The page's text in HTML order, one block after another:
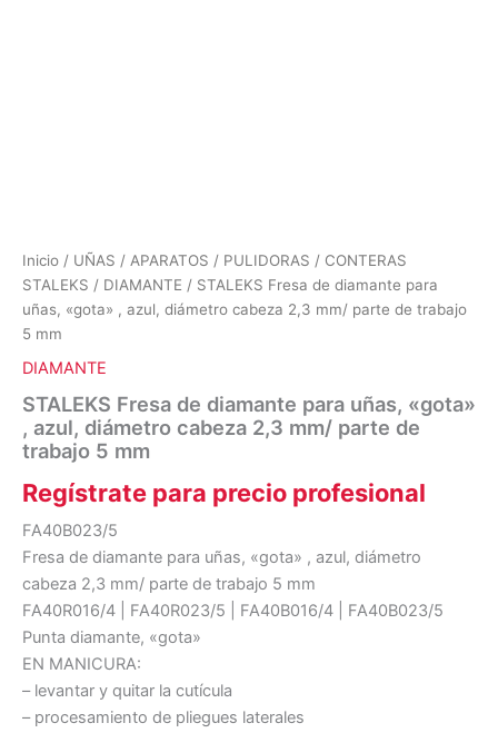
Inicio / UÑAS / APARATOS / PULIDORAS / CONTERAS
STALEKS / DIAMANTE / STALEKS Fresa de diamante para
uñas, «gota» , azul, diámetro cabeza 2,3 mm/ parte de trabajo
5 mm
DIAMANTE
STALEKS Fresa de diamante para uñas, «gota»
, azul, diámetro cabeza 2,3 mm/ parte de
trabajo 5 mm
Regístrate para precio profesional
FA40B023/5
Fresa de diamante para uñas, «gota» , azul, diámetro
cabeza 2,3 mm/ parte de trabajo 5 mm
FA40R016/4 | FA40R023/5 | FA40B016/4 | FA40B023/5
Punta diamante, «gota»
EN MANICURA:
– levantar y quitar la cutícula
– procesamiento de pliegues laterales